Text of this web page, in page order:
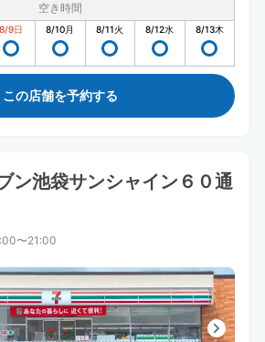
空き時間
8/9日 8/10月 8/11火 8/12水 8/13木
この店舗を予約する
ン池袋サンシャイン６０通
〜21:00